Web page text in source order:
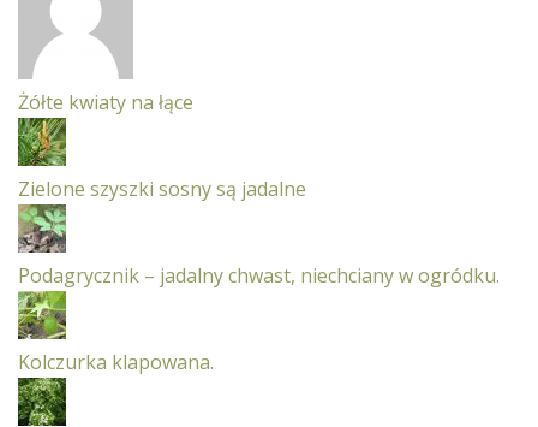
Żółte kwiaty na łące
Zielone szyszki sosny są jadalne
Podagrycznik – jadalny chwast, niechciany w ogródku.
Kolczurka klapowana.